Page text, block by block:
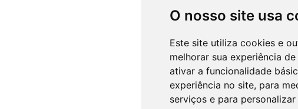
O nosso site usa
Este site utiliza cookies e
melhorar sua experiência
ativar a funcionalidade
experiência no site, para
serviços e para